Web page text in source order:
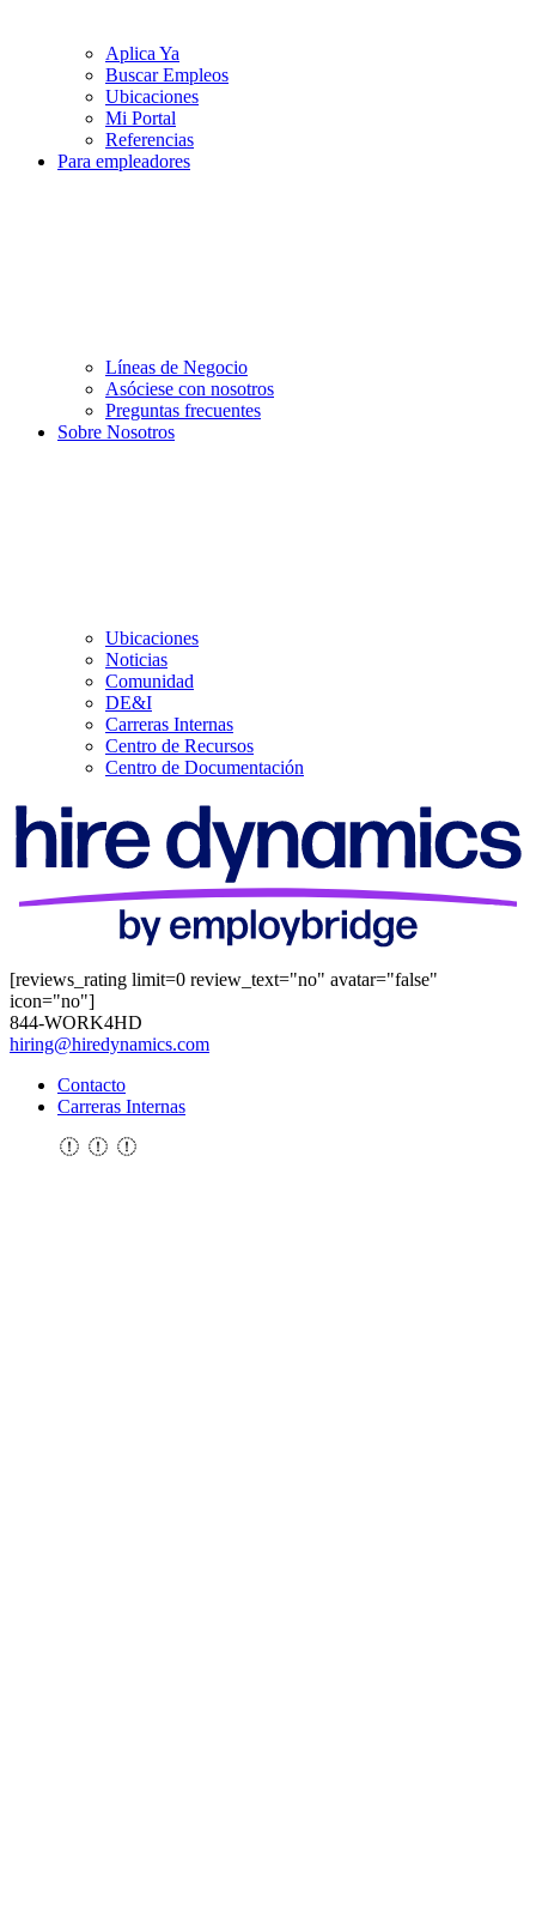
Aplica Ya
Buscar Empleos
Ubicaciones
Mi Portal
Referencias
Para empleadores
Líneas de Negocio
Asóciese con nosotros
Preguntas frecuentes
Sobre Nosotros
Ubicaciones
Noticias
Comunidad
DE&I
Carreras Internas
Centro de Recursos
Centro de Documentación
[reviews_rating limit=0 review_text="no" avatar="false"
icon="no"]
844-WORK4HD
hiring@hiredynamics.com
Contacto
Carreras Internas